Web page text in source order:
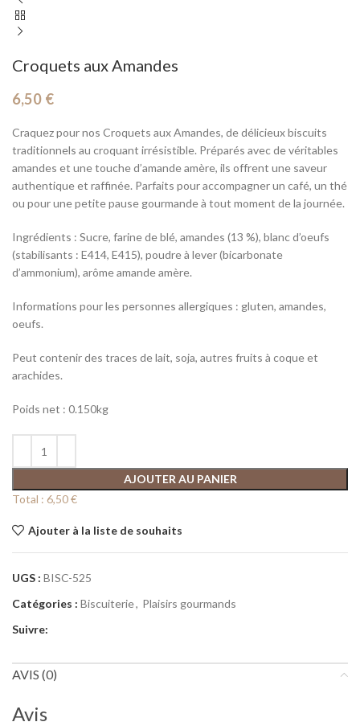
Croquets aux Amandes
6,50 €
Craquez pour nos Croquets aux Amandes, de délicieux biscuits
traditionnels au croquant irrésistible. Préparés avec de véritables
amandes et une touche d’amande amère, ils offrent une saveur
authentique et raffinée. Parfaits pour accompagner un café, un thé
ou pour une petite pause gourmande à tout moment de la journée.
Ingrédients : Sucre, farine de blé, amandes (13 %), blanc d’oeufs
(stabilisants : E414, E415), poudre à lever (bicarbonate
d’ammonium), arôme amande amère.
Informations pour les personnes allergiques : gluten, amandes,
oeufs.
Peut contenir des traces de lait, soja, autres fruits à coque et
arachides.
Poids net : 0.150kg
AJOUTER AU PANIER
Total : 6,50 €
Ajouter à la liste de souhaits
UGS : BISC-525
Catégories : Biscuiterie, Plaisirs gourmands
Suivre:
AVIS (0)
Avis